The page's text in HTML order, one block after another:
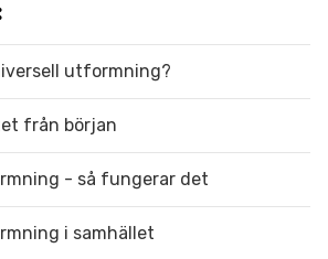
utformning?
från början
- så fungerar det
i samhället